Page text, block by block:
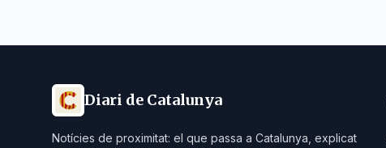
Diari de Catalunya
Notícies de proximitat: el que passa a Catalunya, explicat